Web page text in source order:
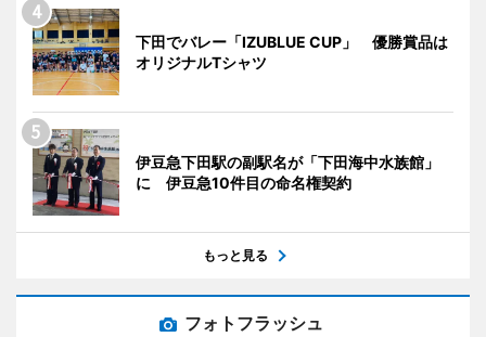
下田でバレー「IZUBLUE CUP」 優勝賞品は
オリジナルTシャツ
伊豆急下田駅の副駅名が「下田海中水族館」
に 伊豆急10件目の命名権契約
もっと見る
フォトフラッシュ